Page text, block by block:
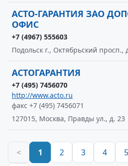
АСТО-ГАРАНТИЯ ЗАО
ОФИС
+7 (4967) 555603
Подольск г., Октябрьский просп.,
АСТОГАРАНТИЯ
+7 (495) 7456070
http://www.acto.ru
факс +7 (495) 7456071
127015, Москва, Правды ул., д. 23
< 1 2 3 4 5